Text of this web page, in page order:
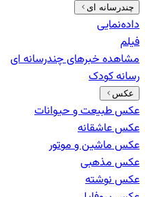
چندرسانه ای
داده‌نمایی
فیلم
مشاهده خبرهایچندرسانه ای
رسانه کودک
عکس
عکس طبیعت و حیوانات
عکس عاشقانه
عکس ماشین و موتور
عکس مذهبی
عکس نوشته